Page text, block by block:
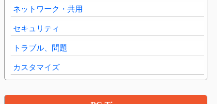
ネットワーク・共用
セキュリティ
トラブル、問題
カスタマイズ